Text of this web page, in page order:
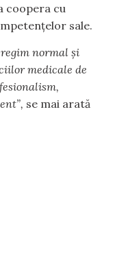
coopera cu
sale.
normal și
medicale de
se mai arată